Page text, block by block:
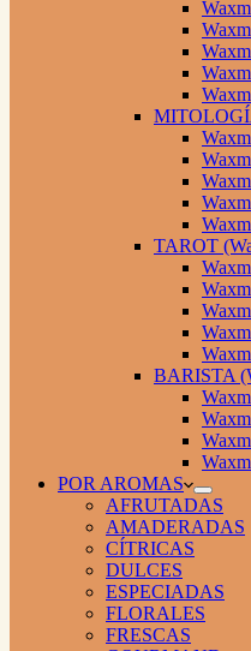
TAROT
BARISTA
POR AROMAS
AFRUTADAS
AMADERADAS
CÍTRICAS
DULCES
ESPECIADAS
FLORALES
FRESCAS